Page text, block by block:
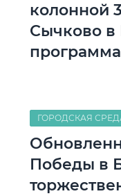
колонной
Сычково в
ГОРОДСКАЯ
Победы в